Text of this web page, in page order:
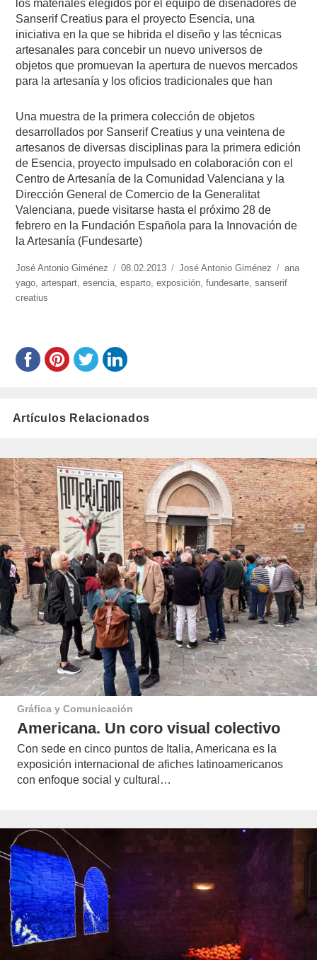
los materiales elegidos por el equipo de diseñadores de
Sanserif Creatius para el proyecto Esencia, una
iniciativa en la que se hibrida el diseño y las técnicas
artesanales para concebir un nuevo universos de
objetos que promuevan la apertura de nuevos mercados
para la artesanía y los oficios tradicionales que han
Una muestra de la primera colección de objetos
desarrollados por Sanserif Creatius y una veintena de
artesanos de diversas disciplinas para la primera edición
de Esencia, proyecto impulsado en colaboración con el
Centro de Artesanía de la Comunidad Valenciana y la
Dirección General de Comercio de la Generalitat
Valenciana, puede visitarse hasta el próximo 28 de
febrero en la Fundación Española para la Innovación de
la Artesanía (Fundesarte)
https://www.experimenta.es/author/José%20Antonio%20Giménez/
José Antonio Giménez
Publicado
el
08.02.2013 Categorías
José Antonio Giménez
ana
yago ,artespart ,esencia ,esparto ,exposición ,fundesarte ,sanserif
creatius
Artículos Relacionados
Gráfica y Comunicación
Americana. Un coro visual colectivo
Con sede en cinco puntos de Italia, Americana es la
exposición internacional de afiches latinoamericanos
con enfoque social y cultural…